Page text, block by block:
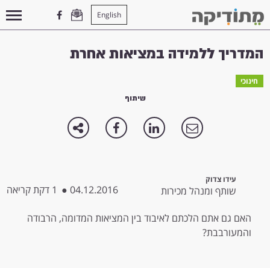
English
עמוד הבית>חינוכי> המדריך ללמידה במציאות אחרת
המדריך ללמידה במציאות אחרת
חינוכי
שיתוף
עידו צדוק
שותף ומנהל מכירות 04.12.2016
● 1 דקת קריאה
האם גם אתם הלכתם לאיבוד בין המציאות המדומה, הרבודה
והמעורבבת?